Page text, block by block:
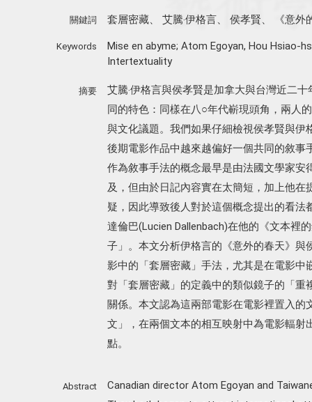
關鍵詞 套層密藏、 艾騰‧伊格言、 侯孝賢 《意外
Keywords Mise en abyme; Atom Egoyan, Hou Hsiao-
Intertextuality
摘要
艾騰‧伊格言與侯孝賢是加拿大與台灣近二
同的特色：同樣在八○年代嶄現頭角，兩人
與文化議題。我們如果仔細檢視侯孝賢與
後期電影作品中越來越偏好一個共同的敘事
作為敘事手法的概念最早是由法國文學家安
及，但由於日記內容實在太簡短，加上他
疑，因此導致後人對於這個概念提出的看法
達倫巴(Lucien Dallenbach)在他的《文本裡
子」。本文分析伊格言的《意外的春天》與
影中的「套層密藏」手法，尤其是在電影
對「套層密藏」的定義中的類似鏡子的「
關係。本文認為這兩部電影在電影裡置入
文」，在兩個文本的相互映射中為電影輻
點。
Abstract
Canadian director Atom Egoyan and